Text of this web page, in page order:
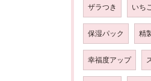
ザラつき いち
保湿パック 精
幸福度アップ